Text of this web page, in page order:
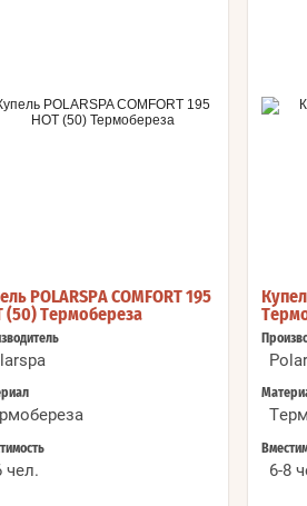
POLARSPA COMFORT 195
(50) Термобереза
чел. 6-8